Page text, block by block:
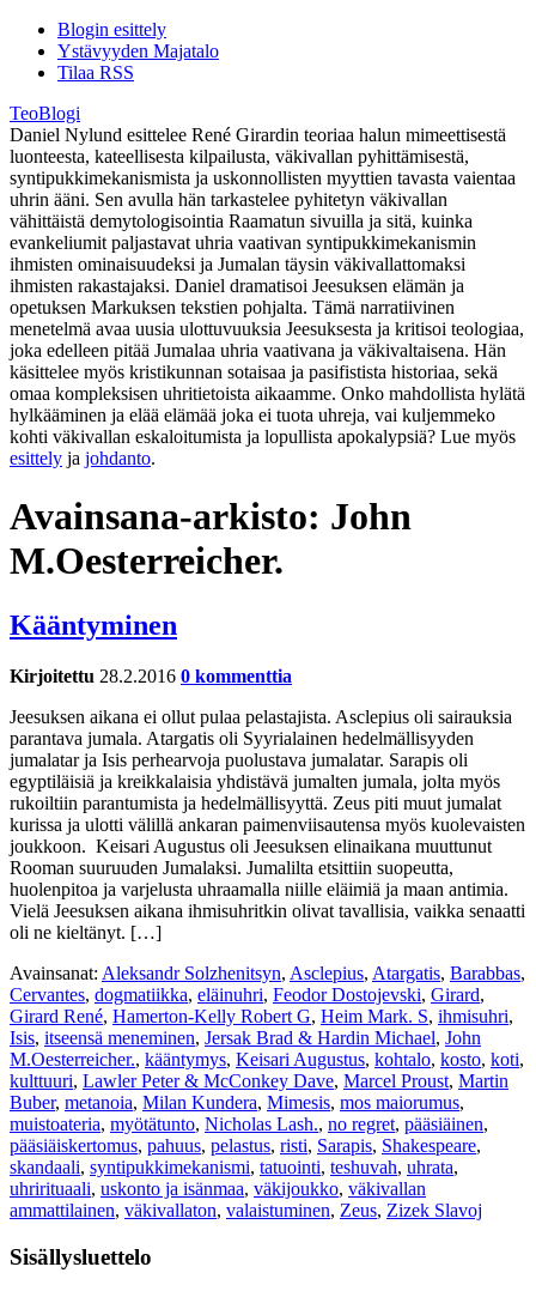
Blogin esittely
Ystävyyden Majatalo
Tilaa RSS
TeoBlogi
Daniel Nylund esittelee René Girardin teoriaa halun mimeettisestä
luonteesta, kateellisesta kilpailusta, väkivallan pyhittämisestä,
syntipukkimekanismista ja uskonnollisten myyttien tavasta vaientaa
uhrin ääni. Sen avulla hän tarkastelee pyhitetyn väkivallan
vähittäistä demytologisointia Raamatun sivuilla ja sitä, kuinka
evankeliumit paljastavat uhria vaativan syntipukkimekanismin
ihmisten ominaisuudeksi ja Jumalan täysin väkivallattomaksi
ihmisten rakastajaksi. Daniel dramatisoi Jeesuksen elämän ja
opetuksen Markuksen tekstien pohjalta. Tämä narratiivinen
menetelmä avaa uusia ulottuvuuksia Jeesuksesta ja kritisoi teologiaa,
joka edelleen pitää Jumalaa uhria vaativana ja väkivaltaisena. Hän
käsittelee myös kristikunnan sotaisaa ja pasifistista historiaa, sekä
omaa kompleksisen uhritietoista aikaamme. Onko mahdollista hylätä
hylkääminen ja elää elämää joka ei tuota uhreja, vai kuljemmeko
kohti väkivallan eskaloitumista ja lopullista apokalypsiä? Lue myös
esittely ja johdanto.
Avainsana-arkisto: John
M.Oesterreicher.
Kääntyminen
Kirjoitettu 28.2.2016 0 kommenttia
Jeesuksen aikana ei ollut pulaa pelastajista. Asclepius oli sairauksia
parantava jumala. Atargatis oli Syyrialainen hedelmällisyyden
jumalatar ja Isis perhearvoja puolustava jumalatar. Sarapis oli
egyptiläisiä ja kreikkalaisia yhdistävä jumalten jumala, jolta myös
rukoiltiin parantumista ja hedelmällisyyttä. Zeus piti muut jumalat
kurissa ja ulotti välillä ankaran paimenviisautensa myös kuolevaisten
joukkoon. Keisari Augustus oli Jeesuksen elinaikana muuttunut
Rooman suuruuden Jumalaksi. Jumalilta etsittiin suopeutta,
huolenpitoa ja varjelusta uhraamalla niille eläimiä ja maan antimia.
Vielä Jeesuksen aikana ihmisuhritkin olivat tavallisia, vaikka senaatti
oli ne kieltänyt. […]
Avainsanat: Aleksandr Solzhenitsyn, Asclepius, Atargatis, Barabbas,
Cervantes, dogmatiikka, eläinuhri, Feodor Dostojevski, Girard,
Girard René, Hamerton-Kelly Robert G, Heim Mark. S, ihmisuhri,
Isis, itseensä meneminen, Jersak Brad & Hardin Michael, John
M.Oesterreicher., kääntymys, Keisari Augustus, kohtalo, kosto, koti,
kulttuuri, Lawler Peter & McConkey Dave, Marcel Proust, Martin
Buber, metanoia, Milan Kundera, Mimesis, mos maiorumus,
muistoateria, myötätunto, Nicholas Lash., no regret, pääsiäinen,
pääsiäiskertomus, pahuus, pelastus, risti, Sarapis, Shakespeare,
skandaali, syntipukkimekanismi, tatuointi, teshuvah, uhrata,
uhrirituaali, uskonto ja isänmaa, väkijoukko, väkivallan
ammattilainen, väkivallaton, valaistuminen, Zeus, Zizek Slavoj
Sisällysluettelo